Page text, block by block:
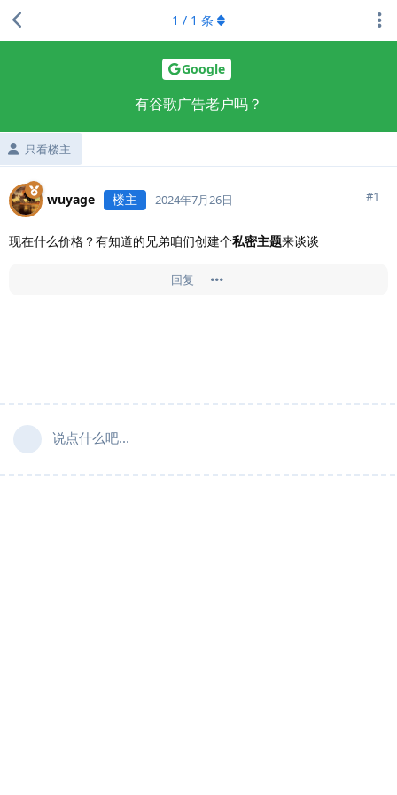
Google
有谷歌广告老户吗？
只看楼主
1 / 1 条
wuyage 楼主 2024年7月26日 #1
现在什么价格？有知道的兄弟咱们创建个私密主题来谈谈
回复
说点什么吧...